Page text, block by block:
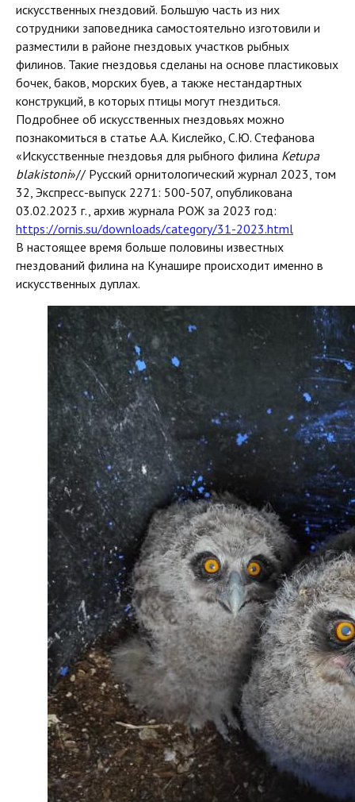
искусственных гнездовий. Большую часть из них
сотрудники заповедника самостоятельно изготовили и
разместили в районе гнездовых участков рыбных
филинов. Такие гнездовья сделаны на основе пластиковых
бочек, баков, морских буев, а также нестандартных
конструкций, в которых птицы могут гнездиться.
Подробнее об искусственных гнездовьях можно
познакомиться в статье А.А. Кислейко, С.Ю. Стефанова
«Искусственные гнездовья для рыбного филина Ketupa
blakistoni»// Русский орнитологический журнал 2023, том
32, Экспресс-выпуск 2271: 500-507, опубликована
03.02.2023 г., архив журнала РОЖ за 2023 год:
https://ornis.su/downloads/category/31-2023.html
В настоящее время больше половины известных
гнездований филина на Кунашире происходит именно в
искусственных дуплах.